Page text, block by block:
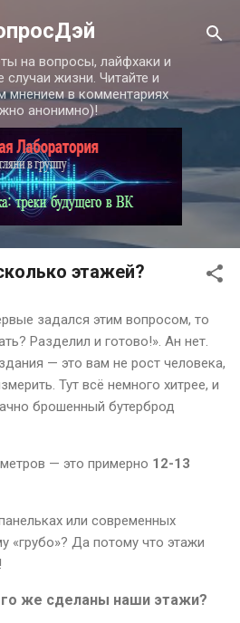
контенту
на вопросы, лайфхаки и
случаи жизни. Читайте и
мнением в комментариях
анонимно)!
этажей?
задался этим вопросом, то
Разделил и готово!». Ан нет.
— это вам не рост человека,
Тут всё немного хитрее, и
брошенный бутерброд
— это примерно 12-13
или современных
«грубо»? Да потому что этажи
же сделаны наши этажи?